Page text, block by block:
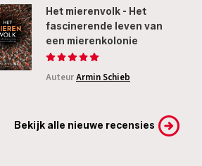
Het mierenvolk - Het
fascinerende leven van
een mierenkolonie
AuteurArmin Schieb
Bekijk alle nieuwe recensies